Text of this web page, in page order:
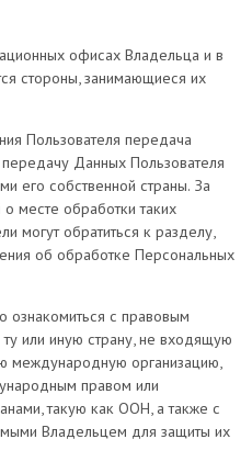
офисах Владельца и в
стороны, занимающиеся их
Пользователя передача
Данных Пользователя
его собственной страны. За
месте обработки таких
могут обратиться к разделу,
об обработке Персональных
ознакомиться с правовым
или иную страну, не входящую
международную организацию,
правом или
такую как ООН, а также с
Владельцем для защиты их